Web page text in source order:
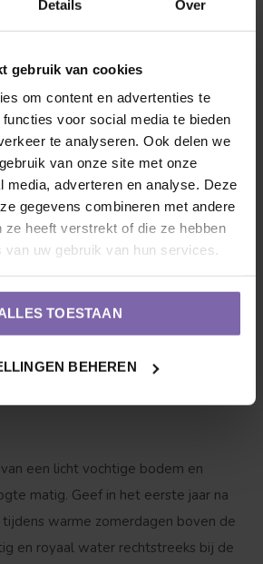
Details Over
gebruik van cookies
om content en advertenties te
voor social media te bieden
te analyseren. Ook delen we
van onze site met onze
media, adverteren en analyse. Deze
gegevens combineren met andere
ze heeft verstrekt of die ze hebben
uw gebruik van hun services.
TOESTAAN
BEHEREN
gouden glans van de pluimen zal
voedzame en bij voorkeur
grond. Groeit uitstekend op normale
nattere omstandigheden
dan veel andere grassen. Gebruik bij
universele aanplantgrond (5 tot 7
).
(vooral prachtig met een laagje rijp).
plant in het vroege voorjaar (maart),
van de nieuwe sprieten,
een licht vochtige bodem en
matig. Geef in het eerste jaar na
warme zomerdagen boven de
en royaal water rechtstreeks bij de